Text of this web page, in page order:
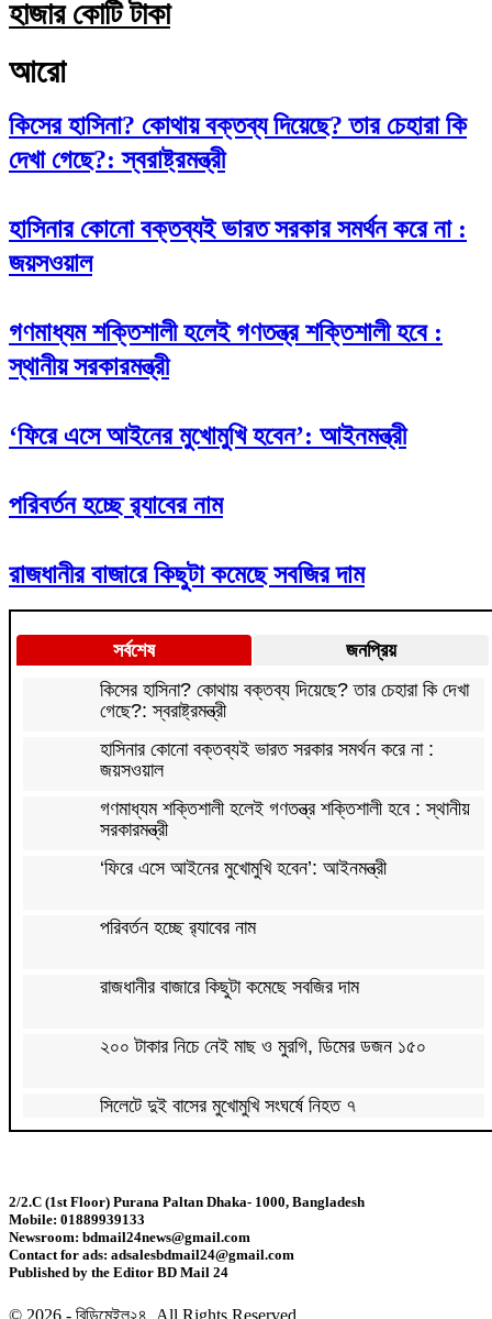
হাজার কোটি টাকা
আরো
কিসের হাসিনা? কোথায় বক্তব্য দিয়েছে? তার চেহারা কি
দেখা গেছে?: স্বরাষ্ট্রমন্ত্রী
হাসিনার কোনো বক্তব্যই ভারত সরকার সমর্থন করে না :
জয়সওয়াল
গণমাধ্যম শক্তিশালী হলেই গণতন্ত্র শক্তিশালী হবে :
স্থানীয় সরকারমন্ত্রী
‘ফিরে এসে আইনের মুখোমুখি হবেন’: আইনমন্ত্রী
পরিবর্তন হচ্ছে র‌্যাবের নাম
রাজধানীর বাজারে কিছুটা কমেছে সবজির দাম
সর্বশেষ
জনপ্রিয়
কিসের হাসিনা? কোথায় বক্তব্য দিয়েছে? তার চেহারা কি দেখা
গেছে?: স্বরাষ্ট্রমন্ত্রী
হাসিনার কোনো বক্তব্যই ভারত সরকার সমর্থন করে না :
জয়সওয়াল
গণমাধ্যম শক্তিশালী হলেই গণতন্ত্র শক্তিশালী হবে : স্থানীয়
সরকারমন্ত্রী
‘ফিরে এসে আইনের মুখোমুখি হবেন’: আইনমন্ত্রী
পরিবর্তন হচ্ছে র‌্যাবের নাম
রাজধানীর বাজারে কিছুটা কমেছে সবজির দাম
২০০ টাকার নিচে নেই মাছ ও মুরগি, ডিমের ডজন ১৫০
সিলেটে দুই বাসের মুখোমুখি সংঘর্ষে নিহত ৭
বগুড়ায় বাসচাপায় নিহত ৬
জন্মসূত্রে মার্কিন নাগরিকত্ব সীমিতের বিলে স্বাক্ষর করলেন
ট্রাম্প
2/2.C (1st Floor) Purana Paltan Dhaka- 1000, Bangladesh
Mobile: 01889939133
Newsroom: bdmail24news@gmail.com
Contact for ads: adsalesbdmail24@gmail.com
Published by the Editor BD Mail 24